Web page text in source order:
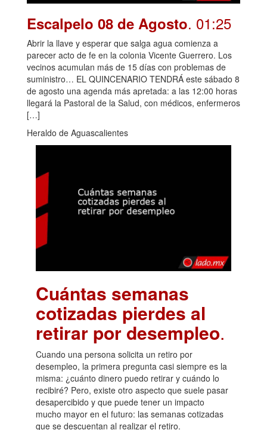
Escalpelo 08 de Agosto. 01:25
Abrir la llave y esperar que salga agua comienza a
parecer acto de fe en la colonia Vicente Guerrero. Los
vecinos acumulan más de 15 días con problemas de
suministro… EL QUINCENARIO TENDRÁ este sábado 8
de agosto una agenda más apretada: a las 12:00 horas
llegará la Pastoral de la Salud, con médicos, enfermeros
[…]
Heraldo de Aguascalientes
Cuántas semanas
cotizadas pierdes al
retirar por desempleo.
Cuando una persona solicita un retiro por
desempleo, la primera pregunta casi siempre es la
misma: ¿cuánto dinero puedo retirar y cuándo lo
recibiré? Pero, existe otro aspecto que suele pasar
desapercibido y que puede tener un impacto
mucho mayor en el futuro: las semanas cotizadas
que se descuentan al realizar el retiro.